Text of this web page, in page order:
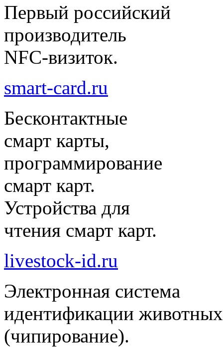
Первый российский
производитель
NFC-визиток.
smart-card.ru
Бесконтактные
смарт карты,
программирование
смарт карт.
Устройства для
чтения смарт карт.
livestock-id.ru
Электронная система
идентификации животных
(чипирование).